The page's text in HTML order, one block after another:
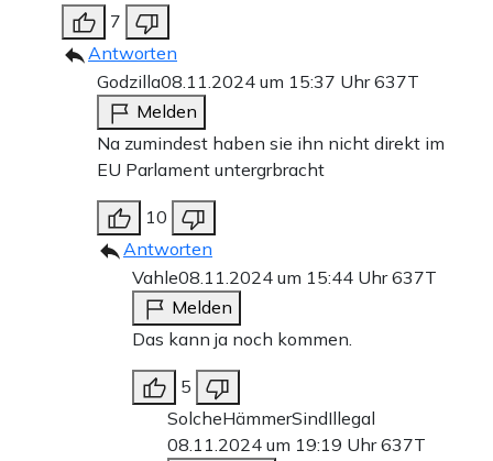
7
Antworten
Godzilla08.11.2024 um 15:37 Uhr637T
Melden
Na zumindest haben sie ihn nicht direkt im
EU Parlament untergrbracht
10
Antworten
Vahle08.11.2024 um 15:44 Uhr637T
Melden
Das kann ja noch kommen.
5
SolcheHämmerSindIllegal
08.11.2024 um 19:19 Uhr637T